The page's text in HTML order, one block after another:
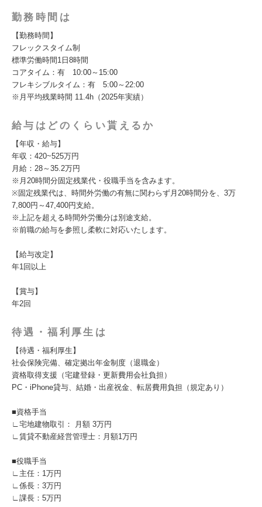
勤務時間は
【勤務時間】
フレックスタイム制
標準労働時間1日8時間
コアタイム：有 10:00～15:00
フレキシブルタイム：有 5:00～22:00
※月平均残業時間 11.4h（2025年実績）
給与はどのくらい貰えるか
【年収・給与】
年収：420~525万円
月給：28～35.2万円
※月20時間分固定残業代・役職手当を含みます。
※固定残業代は、時間外労働の有無に関わらず月20時間分を、3万
7,800円～47,400円支給。
※上記を超える時間外労働分は別途支給。
※前職の給与を参照し柔軟に対応いたします。
【給与改定】
年1回以上
【賞与】
年2回
待遇・福利厚生は
【待遇・福利厚生】
社会保険完備、確定拠出年金制度（退職金）
資格取得支援（宅建登録・更新費用会社負担）
PC・iPhone貸与、結婚・出産祝金、転居費用負担（規定あり）
■資格手当
∟宅地建物取引： 月額 3万円
∟賃貸不動産経営管理士：月額1万円
■役職手当
∟主任：1万円
∟係長：3万円
∟課長：5万円